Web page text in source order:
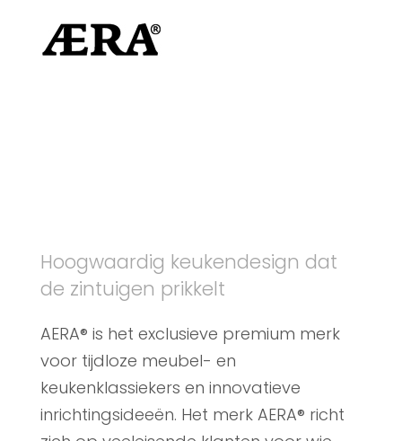
Hoogwaardig keukendesign dat
de zintuigen prikkelt
AERA® is het exclusieve premium merk
voor tijdloze meubel- en
keukenklassiekers en innovatieve
inrichtingsideeën. Het merk AERA® richt